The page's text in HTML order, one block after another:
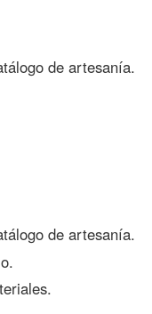
de artesanía.
de artesanía.